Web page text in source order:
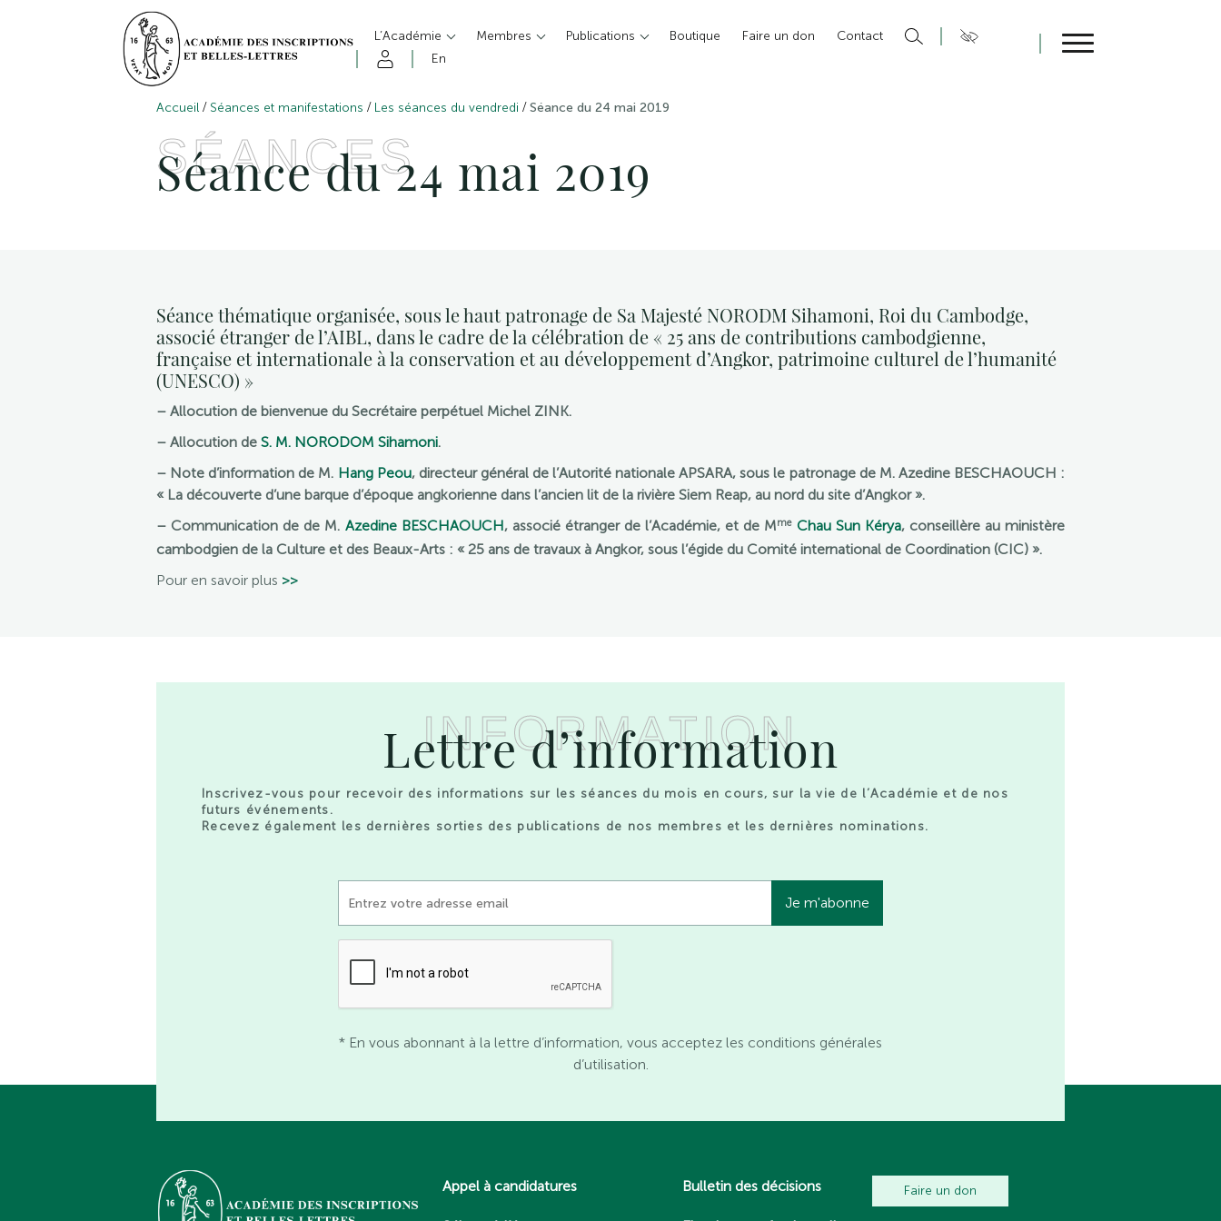
L’Académie Membres Publications Boutique Faire un don
Contact
En
Accueil / Séances et manifestations / Les séances du vendredi /Séance du 24 mai 2019
SÉANCES
Séance du 24 mai 2019
Séance thématique organisée, sous le haut patronage de Sa Majesté NORODM Sihamoni, Roi du Cambodge,
associé étranger de l’AIBL, dans le cadre de la célébration de « 25 ans de contributions cambodgienne,
française et internationale à la conservation et au développement d’Angkor, patrimoine culturel de l’humanité
(UNESCO) »
– Allocution de bienvenue du Secrétaire perpétuel Michel ZINK.
– Allocution de S. M. NORODOM Sihamoni.
– Note d’information de M. Hang Peou, directeur général de l’Autorité nationale APSARA, sous le patronage de M. Azedine BESCHAOUCH :
« La découverte d’une barque d’époque angkorienne dans l’ancien lit de la rivière Siem Reap, au nord du site d’Angkor ».
– Communication de de M. Azedine BESCHAOUCH, associé étranger de l’Académie, et de Mme Chau Sun Kérya, conseillère au ministère
cambodgien de la Culture et des Beaux-Arts : « 25 ans de travaux à Angkor, sous l’égide du Comité international de Coordination (CIC) ».
Pour en savoir plus >>
INFORMATION
Lettre d’information
Inscrivez-vous pour recevoir des informations sur les séances du mois en cours, sur la vie de l’Académie et de nos
futurs événements.
Recevez également les dernières sorties des publications de nos membres et les dernières nominations.
* En vous abonnant à la lettre d’information, vous acceptez les conditions générales
d’utilisation.
Appel à candidatures Bulletin des décisions Faire un don